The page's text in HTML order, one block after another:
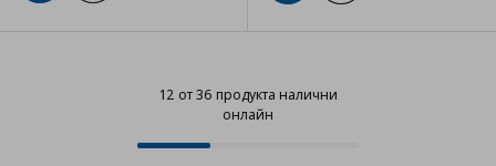
12 от 36 продукта налични
онлайн
Progress: